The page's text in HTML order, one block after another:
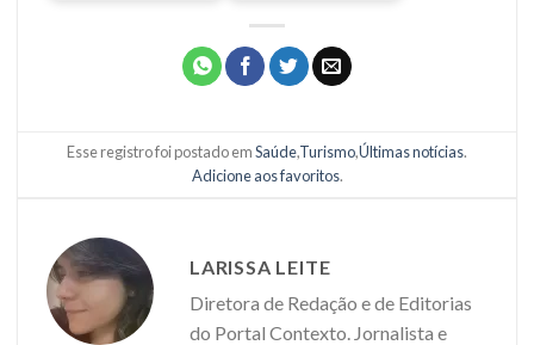
Esse registro foi postado emSaúde,Turismo,Últimas notícias.
Adicione aos favoritos.
LARISSA LEITE
Diretora de Redação e de Editorias
do Portal Contexto. Jornalista e